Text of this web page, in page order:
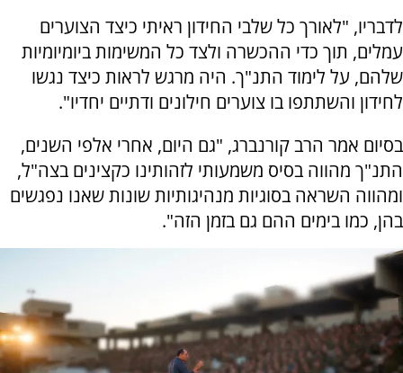
לדבריו, "לאורך כל שלבי החידון ראיתי כיצד הצוערים
עמלים, תוך כדי ההכשרה ולצד כל המשימות ביומיומיות
שלהם, על לימוד התנ"ך. היה מרגש לראות כיצד נגשו
לחידון והשתתפו בו צוערים חילונים ודתיים יחדיו".
בסיום אמר הרב קורנברג, "גם היום, אחרי אלפי השנים,
התנ"ך מהווה בסיס משמעותי לזהותינו כקצינים בצה"ל,
ומהווה השראה בסוגיות מנהיגותיות שונות שאנו נפגשים
בהן, כמו בימים ההם גם בזמן הזה".